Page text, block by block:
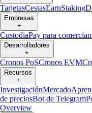
TarjetasCestasEarnStaking
Empresas
+
CustodiaPay para
Desarrolladores
+
Cronos PoSCronos EVM
Recursos
+
InvestigaciónMercado
de preciosBot de Telegram
Overview